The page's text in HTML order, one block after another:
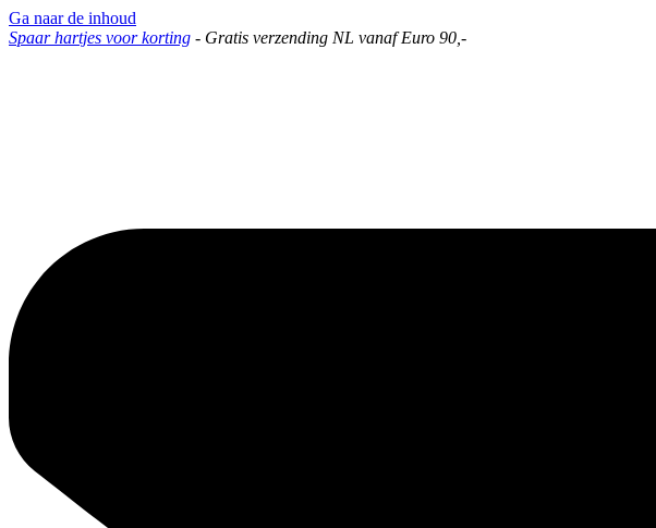
Ga naar de inhoud
Spaar hartjes voor korting - Gratis verzending NL vanaf Euro 90,-